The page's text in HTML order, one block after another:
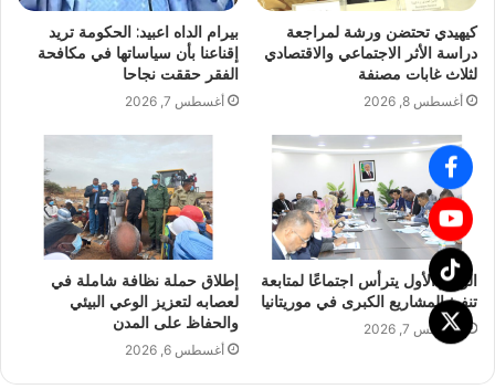
كيهيدي تحتضن ورشة لمراجعة
دراسة الأثر الاجتماعي والاقتصادي
لثلاث غابات مصنفة
أغسطس 8, 2026
بيرام الداه اعبيد: الحكومة تريد
إقناعنا بأن سياساتها في مكافحة
الفقر حققت نجاحا
أغسطس 7, 2026
الوزير الأول يترأس اجتماعًا لمتابعة
تنفيذ المشاريع الكبرى في موريتانيا
أغسطس 7, 2026
إطلاق حملة نظافة شاملة في
لعصابه لتعزيز الوعي البيئي
والحفاظ على المدن
أغسطس 6, 2026